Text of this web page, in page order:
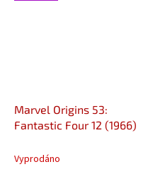
Marvel Origins 53:
Fantastic Four 12 (1966)
Vyprodáno